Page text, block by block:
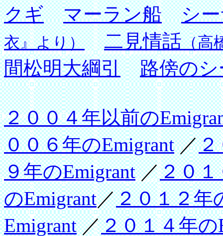
クギ
マーラン船 シ
衣』より） 二見情話（高
間松明大綱引 路傍の
２００４年以前の
００６年のEmigrant／２
９年のEmigrant／２０１
のEmigrant／２０１２年
Emigrant／２０１４年の